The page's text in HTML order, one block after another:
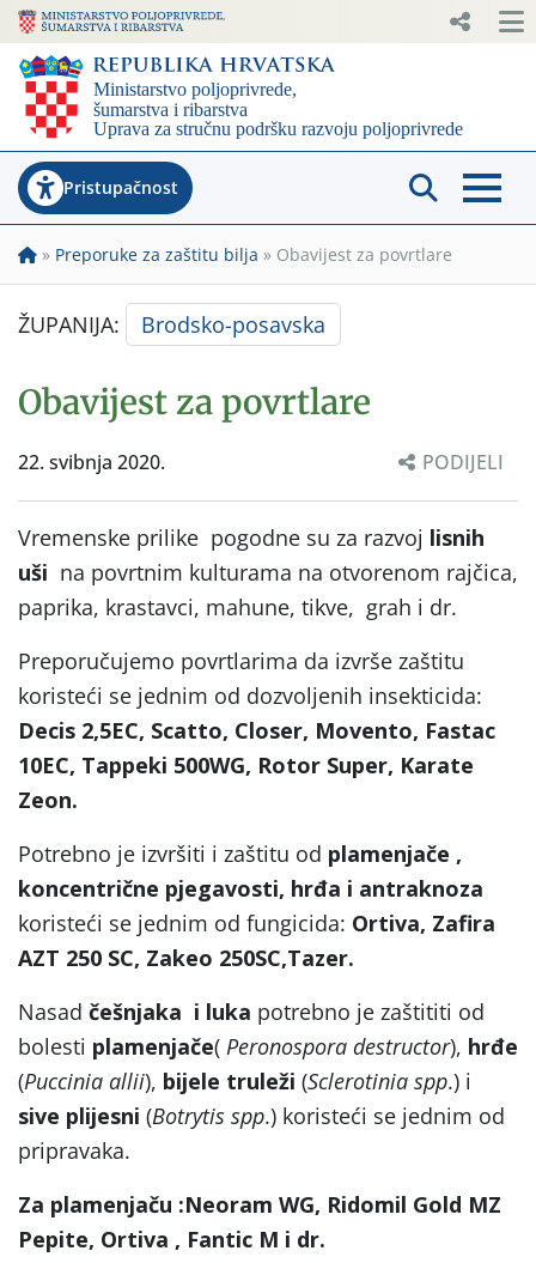
Pristupačnost
» Preporuke za zaštitu bilja » Obavijest za povrtlare
ŽUPANIJA: Brodsko-posavska
Obavijest za povrtlare
22. svibnja 2020. PODIJELI
Vremenske prilike pogodne su za razvoj lisnih
uši na povrtnim kulturama na otvorenom rajčica,
paprika, krastavci, mahune, tikve, grah i dr.
Preporučujemo povrtlarima da izvrše zaštitu
koristeći se jednim od dozvoljenih insekticida:
Decis 2,5EC, Scatto, Closer, Movento, Fastac
10EC, Tappeki 500WG, Rotor Super, Karate
Zeon.
Potrebno je izvršiti i zaštitu od plamenjače ,
koncentrične pjegavosti, hrđa i antraknoza
koristeći se jednim od fungicida: Ortiva, Zafira
AZT 250 SC, Zakeo 250SC,Tazer.
Nasad češnjaka i luka potrebno je zaštititi od
bolesti plamenjače( Peronospora destructor), hrđe
(Puccinia allii), bijele truleži (Sclerotinia spp.) i
sive plijesni (Botrytis spp.) koristeći se jednim od
pripravaka.
Za plamenjaču :Neoram WG, Ridomil Gold MZ
Pepite, Ortiva , Fantic M i dr.